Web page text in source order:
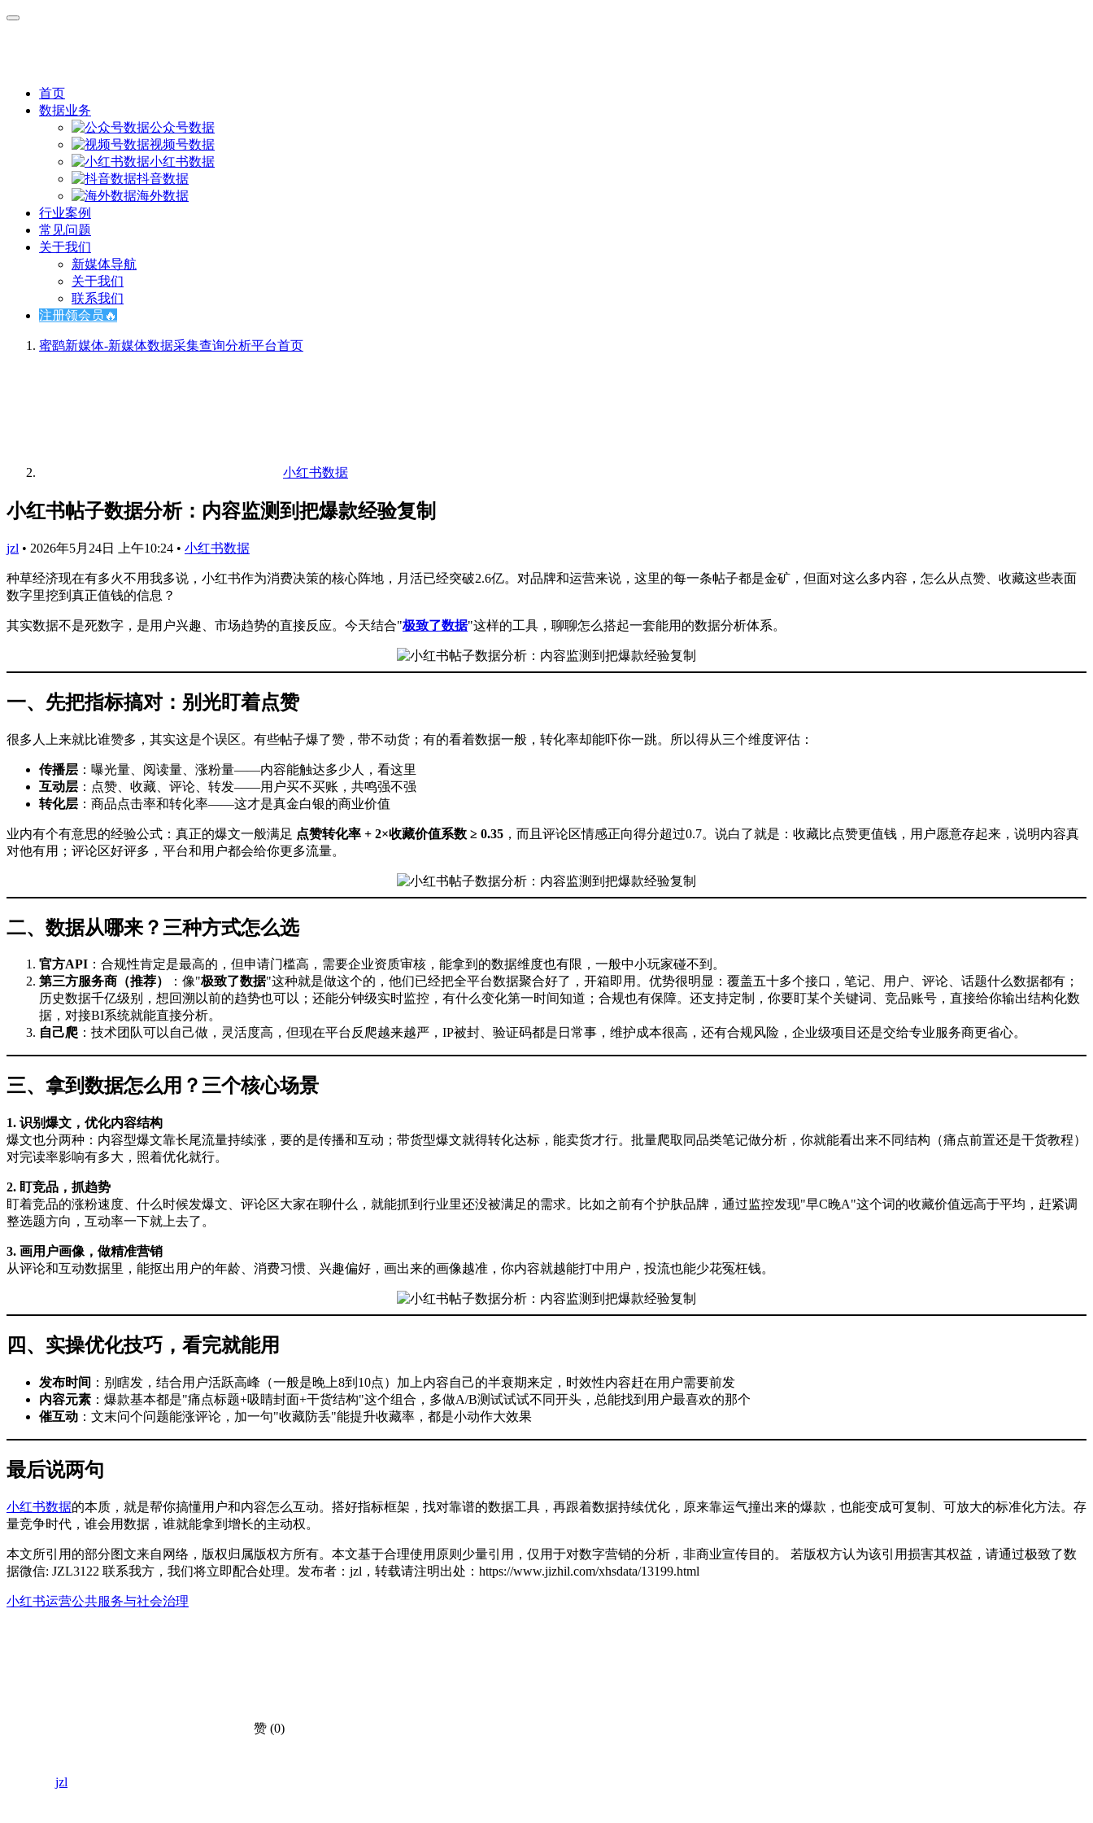
首页
数据业务
公众号数据
视频号数据
小红书数据
抖音数据
海外数据
行业案例
常见问题
关于我们
新媒体导航
关于我们
联系我们
注册领会员🔥
蜜鹞新媒体-新媒体数据采集查询分析平台首页
小红书数据
小红书帖子数据分析：内容监测到把爆款经验复制
jzl • 2026年5月24日 上午10:24 • 小红书数据
种草经济现在有多火不用我多说，小红书作为消费决策的核心阵地，月活已经突破2.6亿。对品牌和运营来说，这里的每一条帖子都是金矿，但面对这么多内容，怎么从点赞、收藏这些表面
数字里挖到真正值钱的信息？
其实数据不是死数字，是用户兴趣、市场趋势的直接反应。今天结合"极致了数据"这样的工具，聊聊怎么搭起一套能用的数据分析体系。
一、先把指标搞对：别光盯着点赞
很多人上来就比谁赞多，其实这是个误区。有些帖子爆了赞，带不动货；有的看着数据一般，转化率却能吓你一跳。所以得从三个维度评估：
传播层 ：曝光量、阅读量、涨粉量——内容能触达多少人，看这里
互动层 ：点赞、收藏、评论、转发——用户买不买账，共鸣强不强
转化层 ：商品点击率和转化率——这才是真金白银的商业价值
业内有个有意思的经验公式：真正的爆文一般满足 点赞转化率 + 2×收藏价值系数 ≥ 0.35 ，而且评论区情感正向得分超过0.7。说白了就是：收藏比点赞更值钱，用户愿意存起来，说明内容真
对他有用；评论区好评多，平台和用户都会给你更多流量。
二、数据从哪来？三种方式怎么选
官方API ：合规性肯定是最高的，但申请门槛高，需要企业资质审核，能拿到的数据维度也有限，一般中小玩家碰不到。
第三方服务商（推荐）
：像"极致了数据"这种就是做这个的，他们已经把全平台数据聚合好了，开箱即用。优势很明显：覆盖五十多个接口，笔记、用户、评论、话题什么数据都有；
历史数据千亿级别，想回溯以前的趋势也可以；还能分钟级实时监控，有什么变化第一时间知道；合规也有保障。还支持定制，你要盯某个关键词、竞品账号，直接给你输出结构化数
据，对接BI系统就能直接分析。
自己爬 ：技术团队可以自己做，灵活度高，但现在平台反爬越来越严，IP被封、验证码都是日常事，维护成本很高，还有合规风险，企业级项目还是交给专业服务商更省心。
三、拿到数据怎么用？三个核心场景
1. 识别爆文，优化内容结构
爆文也分两种：内容型爆文靠长尾流量持续涨，要的是传播和互动；带货型爆文就得转化达标，能卖货才行。批量爬取同品类笔记做分析，你就能看出来不同结构（痛点前置还是干货教程）
对完读率影响有多大，照着优化就行。
2. 盯竞品，抓趋势
盯着竞品的涨粉速度、什么时候发爆文、评论区大家在聊什么，就能抓到行业里还没被满足的需求。比如之前有个护肤品牌，通过监控发现"早C晚A"这个词的收藏价值远高于平均，赶紧调
整选题方向，互动率一下就上去了。
3. 画用户画像，做精准营销
从评论和互动数据里，能抠出用户的年龄、消费习惯、兴趣偏好，画出来的画像越准，你内容就越能打中用户，投流也能少花冤枉钱。
四、实操优化技巧，看完就能用
发布时间 ：别瞎发，结合用户活跃高峰（一般是晚上8到10点）加上内容自己的半衰期来定，时效性内容赶在用户需要前发
内容元素 ：爆款基本都是"痛点标题+吸睛封面+干货结构"这个组合，多做A/B测试试试不同开头，总能找到用户最喜欢的那个
催互动 ：文末问个问题能涨评论，加一句"收藏防丢"能提升收藏率，都是小动作大效果
最后说两句
小红书数据的本质，就是帮你搞懂用户和内容怎么互动。搭好指标框架，找对靠谱的数据工具，再跟着数据持续优化，原来靠运气撞出来的爆款，也能变成可复制、可放大的标准化方法。存
量竞争时代，谁会用数据，谁就能拿到增长的主动权。
本文所引用的部分图文来自网络，版权归属版权方所有。本文基于合理使用原则少量引用，仅用于对数字营销的分析，非商业宣传目的。 若版权方认为该引用损害其权益，请通过极致了数
据微信: JZL3122 联系我方，我们将立即配合处理。发布者：jzl，转载请注明出处： https://www.jizhil.com/xhsdata/13199.html
小红书运营公共服务与社会治理
赞 (0)
jzl